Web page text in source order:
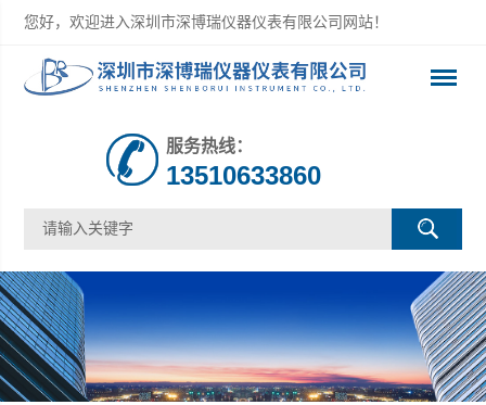
您好，欢迎进入深圳市深博瑞仪器仪表有限公司网站！
服务热线：
13510633860